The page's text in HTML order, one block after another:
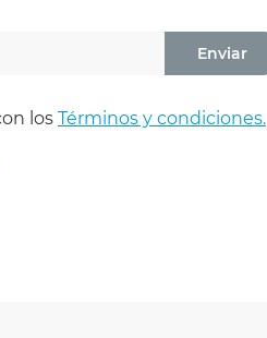
Enviar
los Términos y condiciones.